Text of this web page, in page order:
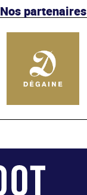
Nos partenaires